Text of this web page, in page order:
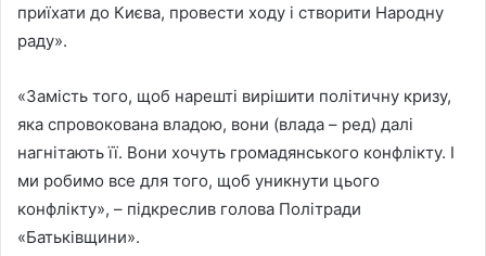
приїхати до Києва, провести ходу і створити Народну
раду».
«Замість того, щоб нарешті вирішити політичну кризу,
яка спровокована владою, вони (влада – ред) далі
нагнітають її. Вони хочуть громадянського конфлікту. І
ми робимо все для того, щоб уникнути цього
конфлікту», – підкреслив голова Політради
«Батьківщини».